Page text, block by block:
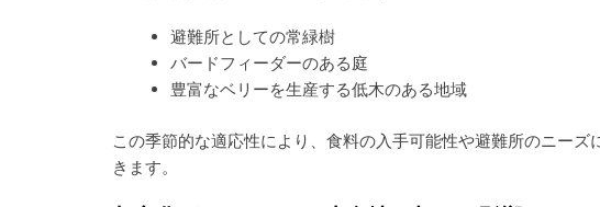
避難所としての常緑樹
バードフィーダーのある庭
豊富なベリーを生産する低木のある地域
この季節的な適応性により、食料の入手可能性や避難所のニー
きます。